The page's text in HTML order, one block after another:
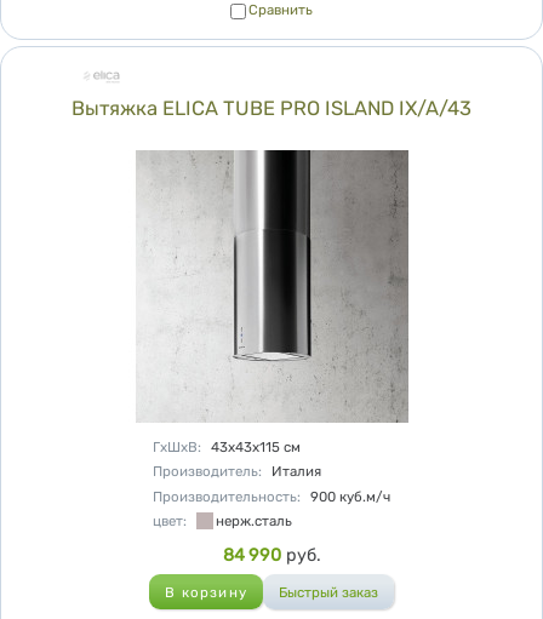
Сравнить
Вытяжка ELICA TUBE PRO ISLAND IX/A/43
Характеристики
ГхШхВ: 43х43х115 см
Производитель:
Италия
Производительность: 900 куб.м/ч
цвет: нерж.сталь
84 990 руб.